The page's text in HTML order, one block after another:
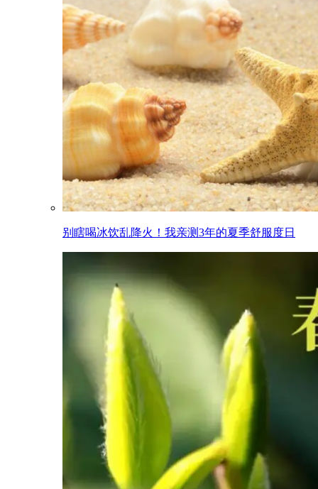
别瞎喝冰饮乱降火！我亲测3年的夏季舒服度日